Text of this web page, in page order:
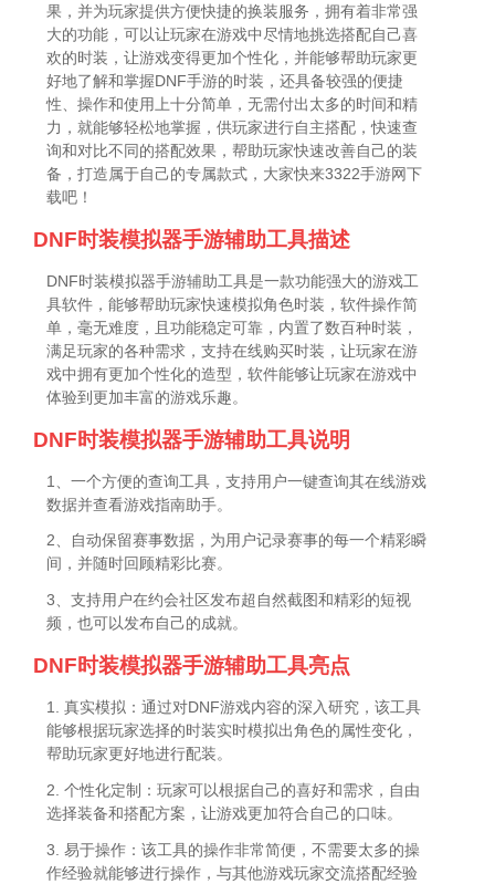
果，并为玩家提供方便快捷的换装服务，拥有着非常强
大的功能，可以让玩家在游戏中尽情地挑选搭配自己喜
欢的时装，让游戏变得更加个性化，并能够帮助玩家更
好地了解和掌握DNF手游的时装，还具备较强的便捷
性、操作和使用上十分简单，无需付出太多的时间和精
力，就能够轻松地掌握，供玩家进行自主搭配，快速查
询和对比不同的搭配效果，帮助玩家快速改善自己的装
备，打造属于自己的专属款式，大家快来3322手游网下
载吧！
DNF时装模拟器手游辅助工具描述
DNF时装模拟器手游辅助工具是一款功能强大的游戏工
具软件，能够帮助玩家快速模拟角色时装，软件操作简
单，毫无难度，且功能稳定可靠，内置了数百种时装，
满足玩家的各种需求，支持在线购买时装，让玩家在游
戏中拥有更加个性化的造型，软件能够让玩家在游戏中
体验到更加丰富的游戏乐趣。
DNF时装模拟器手游辅助工具说明
1、一个方便的查询工具，支持用户一键查询其在线游戏
数据并查看游戏指南助手。
2、自动保留赛事数据，为用户记录赛事的每一个精彩瞬
间，并随时回顾精彩比赛。
3、支持用户在约会社区发布超自然截图和精彩的短视
频，也可以发布自己的成就。
DNF时装模拟器手游辅助工具亮点
1. 真实模拟：通过对DNF游戏内容的深入研究，该工具
能够根据玩家选择的时装实时模拟出角色的属性变化，
帮助玩家更好地进行配装。
2. 个性化定制：玩家可以根据自己的喜好和需求，自由
选择装备和搭配方案，让游戏更加符合自己的口味。
3. 易于操作：该工具的操作非常简便，不需要太多的操
作经验就能够进行操作，与其他游戏玩家交流搭配经验